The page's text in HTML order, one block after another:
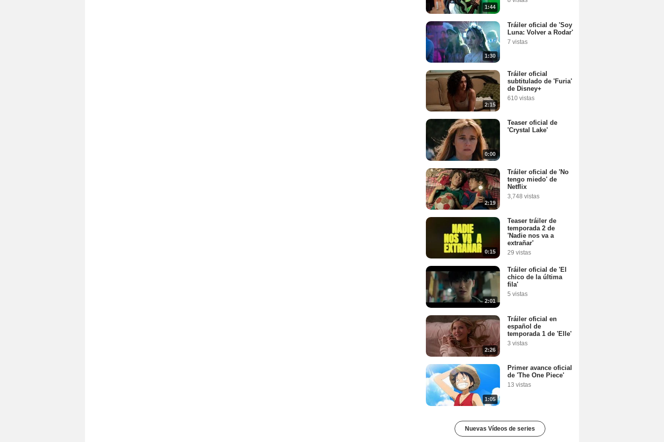
1:44
1:30
Tráiler oficial de 'Soy
Luna: Volver a Rodar'
7 vistas
2:15
Tráiler oficial
subtitulado de 'Furia'
de Disney+
610 vistas
0:00
Teaser oficial de
'Crystal Lake'
2:19
Tráiler oficial de 'No
tengo miedo' de
Netflix
3,748 vistas
0:15
Teaser tráiler de
temporada 2 de
'Nadie nos va a
extrañar'
29 vistas
2:01
Tráiler oficial de 'El
chico de la última
fila'
5 vistas
2:26
Tráiler oficial en
español de
temporada 1 de 'Elle'
3 vistas
1:05
Primer avance oficial
de 'The One Piece'
13 vistas
Nuevas Vídeos de series